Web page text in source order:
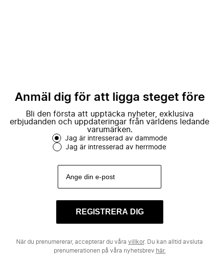
Anmäl dig för att ligga steget före
Bli den första att upptäcka nyheter, exklusiva
erbjudanden och uppdateringar från världens ledande
varumärken.
Jag är intresserad av dammode
Jag är intresserad av herrmode
REGISTRERA DIG
När du prenumererar, accepterar du våra villkor. Du kan alltid avsluta
prenumerationen på våra nyhetsbrev här.